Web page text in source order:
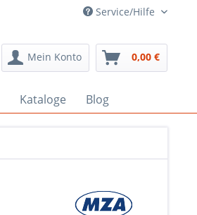
Service/Hilfe
Mein Konto 0,00 €
Kataloge Blog